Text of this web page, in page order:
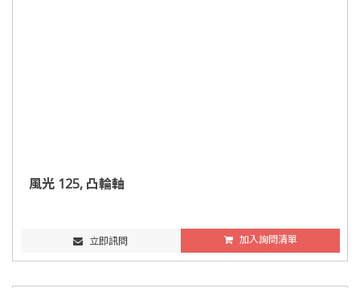
風光 125, 凸輪軸
立即訊問 加入詢問清單